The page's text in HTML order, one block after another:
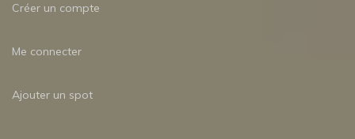
Créer un compte
Me connecter
Ajouter un spot